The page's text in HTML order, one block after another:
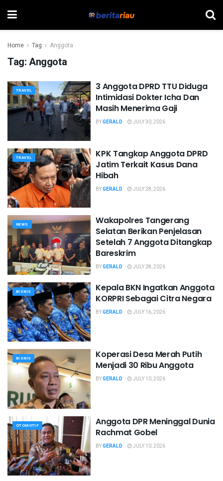
Home Tag Anggota
Tag:Anggota
TRAVEL
3 Anggota DPRD TTU Diduga
Intimidasi Dokter Icha Dan
Masih Menerima Gaji
BYGERALD JULY 30, 2026
TRAVEL
KPK Tangkap Anggota DPRD
Jatim Terkait Kasus Dana
Hibah
BYGERALD JULY 28, 2026
NEWS
Wakapolres Tangerang
Selatan Berikan Penjelasan
Setelah 7 Anggota Ditangkap
Bareskrim
BYGERALD JULY 28, 2026
BISNIS
Kepala BKN Ingatkan Anggota
KORPRI Sebagai Citra Negara
BYGERALD JULY 16, 2026
BISNIS
Koperasi Desa Merah Putih
Menjadi 30 Ribu Anggota
BYGERALD JULY 10, 2026
OTOMOTIF
Anggota DPR Meninggal Dunia
Rachmat Gobel
BYGERALD JULY 10, 2026